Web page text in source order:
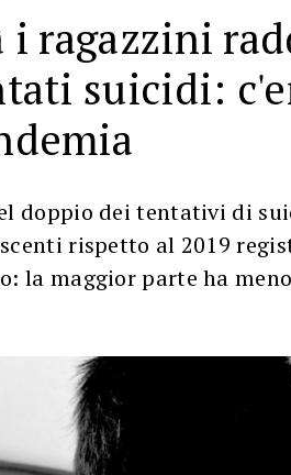
i ragazzini
suicidi:
doppio dei tentativi di
rispetto al 2019
la maggior parte ha